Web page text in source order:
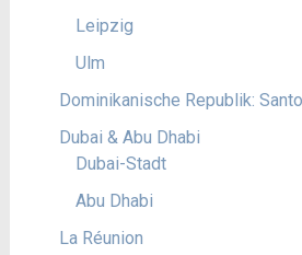
Leipzig
Ulm
Dominikanische Republik:
Dubai & Abu Dhabi
Dubai-Stadt
Abu Dhabi
La Réunion